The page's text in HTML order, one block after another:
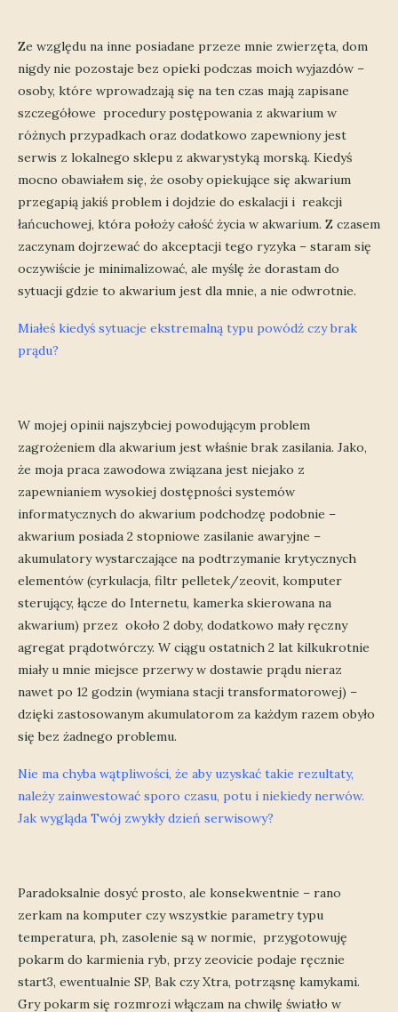
Ze względu na inne posiadane przeze mnie zwierzęta, dom
nigdy nie pozostaje bez opieki podczas moich wyjazdów –
osoby, które wprowadzają się na ten czas mają zapisane
szczegółowe procedury postępowania z akwarium w
różnych przypadkach oraz dodatkowo zapewniony jest
serwis z lokalnego sklepu z akwarystyką morską. Kiedyś
mocno obawiałem się, że osoby opiekujące się akwarium
przegapią jakiś problem i dojdzie do eskalacji i reakcji
łańcuchowej, która położy całość życia w akwarium. Z czasem
zaczynam dojrzewać do akceptacji tego ryzyka – staram się
oczywiście je minimalizować, ale myślę że dorastam do
sytuacji gdzie to akwarium jest dla mnie, a nie odwrotnie.
Miałeś kiedyś sytuacje ekstremalną typu powódź czy brak
prądu?
W mojej opinii najszybciej powodującym problem
zagrożeniem dla akwarium jest właśnie brak zasilania. Jako,
że moja praca zawodowa związana jest niejako z
zapewnianiem wysokiej dostępności systemów
informatycznych do akwarium podchodzę podobnie –
akwarium posiada 2 stopniowe zasilanie awaryjne –
akumulatory wystarczające na podtrzymanie krytycznych
elementów (cyrkulacja, filtr pelletek/zeovit, komputer
sterujący, łącze do Internetu, kamerka skierowana na
akwarium) przez około 2 doby, dodatkowo mały ręczny
agregat prądotwórczy. W ciągu ostatnich 2 lat kilkukrotnie
miały u mnie miejsce przerwy w dostawie prądu nieraz
nawet po 12 godzin (wymiana stacji transformatorowej) –
dzięki zastosowanym akumulatorom za każdym razem obyło
się bez żadnego problemu.
Nie ma chyba wątpliwości, że aby uzyskać takie rezultaty,
należy zainwestować sporo czasu, potu i niekiedy nerwów.
Jak wygląda Twój zwykły dzień serwisowy?
Paradoksalnie dosyć prosto, ale konsekwentnie – rano
zerkam na komputer czy wszystkie parametry typu
temperatura, ph, zasolenie są w normie, przygotowuję
pokarm do karmienia ryb, przy zeovicie podaje ręcznie
start3, ewentualnie SP, Bak czy Xtra, potrząsnę kamykami.
Gry pokarm się rozmrozi włączam na chwilę światło w